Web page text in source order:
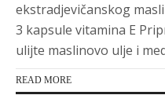
ekstradjevičanskog
3 kapsule vitamina E
ulijte maslinovo ulje i
READ MORE